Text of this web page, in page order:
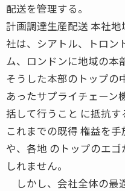
配送を管理する。
計画調達生産配送 本
社は、シアトル、トロン
ム、ロンドンに地域の本
そうした本部のトップの
あったサプライチェーン
括して行うこと に抵抗す
これまでの既得 権益を
や、各地 のトップのエ
しれません。
しかし、会社全体の最